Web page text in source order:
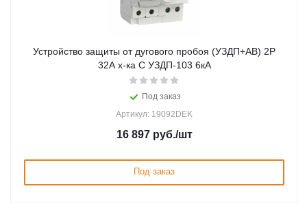
Устройство защиты от дугового пробоя (УЗДП+АВ) 2P
32A х-ка C УЗДП-103 6кА
Под заказ
Артикул: 19092DEK
16 897руб./шт
Под заказ